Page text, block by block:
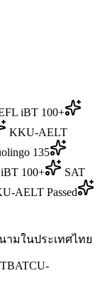
iBT 100+
KKU-AELT
135
100+
SAT
AELT Passed
ามในประเทศไทย
TBATCU-